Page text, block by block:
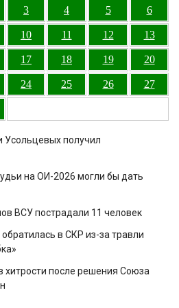
3 4 5 6
10 11 12 13
17 18 19 20
24 25 26 27
Усольцевых получил
на ОИ-2026 могли бы дать
ВСУ пострадали 11 человек
в СКР из-за травли
хитрости после решения Союза